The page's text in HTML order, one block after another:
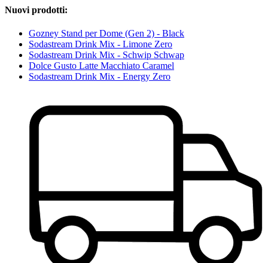
Nuovi prodotti:
Gozney Stand per Dome (Gen 2) - Black
Sodastream Drink Mix - Limone Zero
Sodastream Drink Mix - Schwip Schwap
Dolce Gusto Latte Macchiato Caramel
Sodastream Drink Mix - Energy Zero